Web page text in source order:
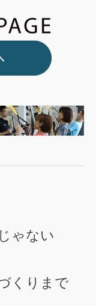
ゃない
くりまで